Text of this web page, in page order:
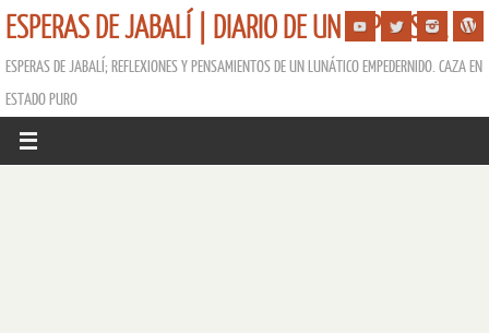
ESPERAS DE JABALÍ | DIARIO DE UN ESPERISTA
ESPERAS DE JABALÍ; REFLEXIONES Y PENSAMIENTOS DE UN LUNÁTICO EMPEDERNIDO. CAZA EN
ESTADO PURO